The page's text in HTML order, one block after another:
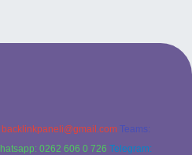
backlinkpaneli@gmail.com Teams:
0262 606 0 726 Telegram: